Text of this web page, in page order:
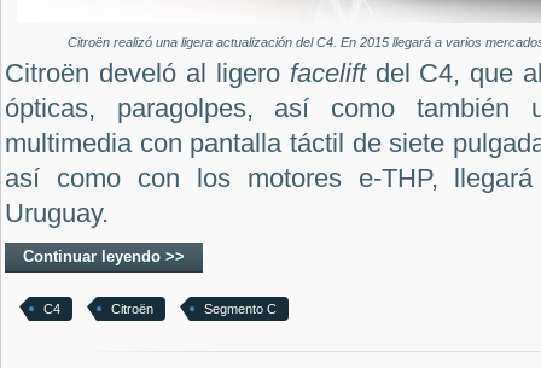
Citroën realizó una ligera actualización del C4. En 2015 llegará a varios
Citroën develó al ligero facelift del C4, que
ópticas, paragolpes, así como también
multimedia con pantalla táctil de siete
así como con los motores e-THP,
Uruguay.
Continuar leyendo >>
C4 Citroën Segmento C